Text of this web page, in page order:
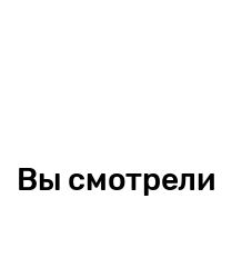
Вы смотрели